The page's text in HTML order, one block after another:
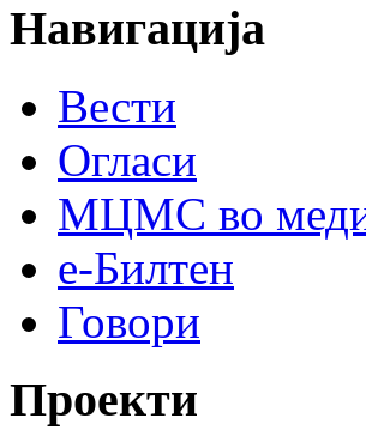
Навигација
Вести
Огласи
МЦМС во
е-Билтен
Говори
Проекти